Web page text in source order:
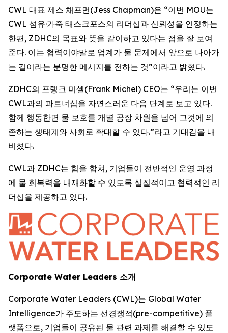
CWL 대표 제스 채프먼(Jess Chapman)은 “이번 MOU는
CWL 섬유·가죽 태스크포스의 리더십과 신뢰성을 인정하는
한편, ZDHC의 목표와 뜻을 같이하고 있다는 점을 잘 보여
준다. 이는 협력이야말로 업계가 물 문제에서 앞으로 나아가
는 길이라는 분명한 메시지를 전하는 것”이라고 밝혔다.
ZDHC의 프랭크 미셸(Frank Michel) CEO는 “우리는 이번
CWL과의 파트너십을 자연스러운 다음 단계로 보고 있다.
함께 행동한면 물 보호를 개별 공장 차원을 넘어 그것에 의
존하는 생태계와 사회로 확대할 수 있다.”라고 기대감을 내
비쳤다.
CWL과 ZDHC는 힘을 합쳐, 기업들이 전반적인 운영 과정
에 물 회복력을 내재화할 수 있도록 실질적이고 협력적인 리
더십을 제공하고 있다.
Corporate Water Leaders 소개
Corporate Water Leaders (CWL)는 Global Water
Intelligence가 주도하는 선경쟁적(pre-competitive) 플
랫폼으로, 기업들이 공유된 물 관련 과제를 해결할 수 있도